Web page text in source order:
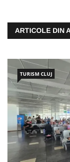
ARTICOLE DIN
TURISM CLUJ